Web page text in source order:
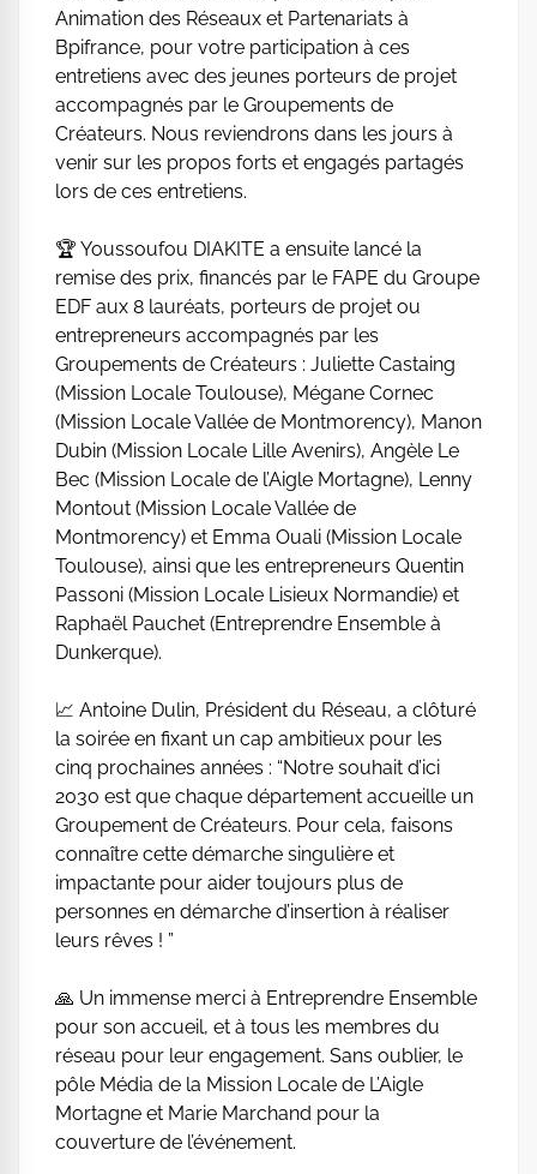
Animation des Réseaux et Partenariats à
Bpifrance, pour votre participation à ces
entretiens avec des jeunes porteurs de projet
accompagnés par le Groupements de
Créateurs. Nous reviendrons dans les jours à
venir sur les propos forts et engagés partagés
lors de ces entretiens.
🏆 Youssoufou DIAKITE a ensuite lancé la
remise des prix, financés par le FAPE du Groupe
EDF aux 8 lauréats, porteurs de projet ou
entrepreneurs accompagnés par les
Groupements de Créateurs : Juliette Castaing
(Mission Locale Toulouse), Mégane Cornec
(Mission Locale Vallée de Montmorency), Manon
Dubin (Mission Locale Lille Avenirs), Angèle Le
Bec (Mission Locale de l’Aigle Mortagne), Lenny
Montout (Mission Locale Vallée de
Montmorency) et Emma Ouali (Mission Locale
Toulouse), ainsi que les entrepreneurs Quentin
Passoni (Mission Locale Lisieux Normandie) et
Raphaël Pauchet (Entreprendre Ensemble à
Dunkerque).
📈 Antoine Dulin, Président du Réseau, a clôturé
la soirée en fixant un cap ambitieux pour les
cinq prochaines années : “Notre souhait d’ici
2030 est que chaque département accueille un
Groupement de Créateurs. Pour cela, faisons
connaître cette démarche singulière et
impactante pour aider toujours plus de
personnes en démarche d’insertion à réaliser
leurs rêves ! ”
🙏 Un immense merci à Entreprendre Ensemble
pour son accueil, et à tous les membres du
réseau pour leur engagement. Sans oublier, le
pôle Média de la Mission Locale de L’Aigle
Mortagne et Marie Marchand pour la
couverture de l’événement.